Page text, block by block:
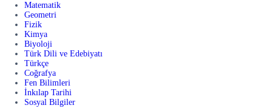
Matematik
Geometri
Fizik
Kimya
Biyoloji
Türk Dili ve Edebiyatı
Türkçe
Coğrafya
Fen Bilimleri
İnkılap Tarihi
Sosyal Bilgiler